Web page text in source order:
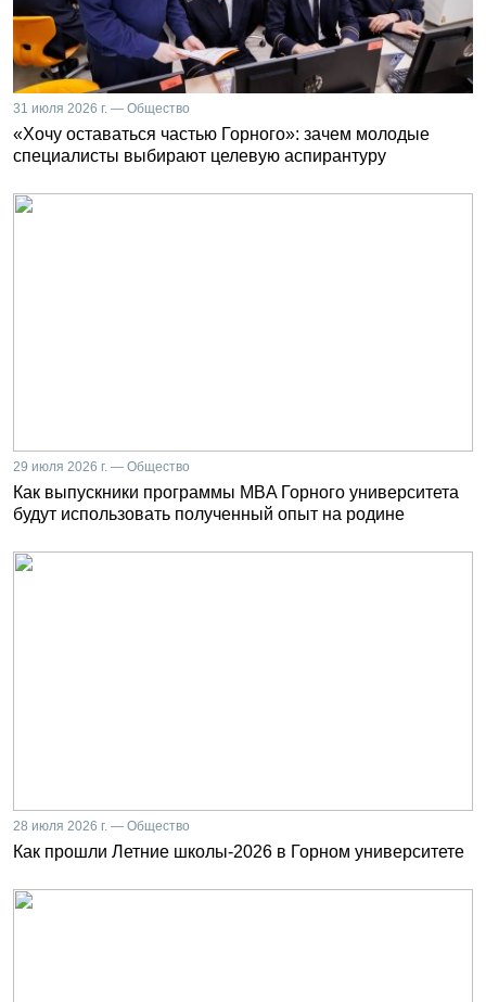
31 июля 2026 г. — Общество
«Хочу оставаться частью Горного»: зачем молодые
специалисты выбирают целевую аспирантуру
29 июля 2026 г. — Общество
Как выпускники программы MBA Горного университета
будут использовать полученный опыт на родине
28 июля 2026 г. — Общество
Как прошли Летние школы-2026 в Горном университете